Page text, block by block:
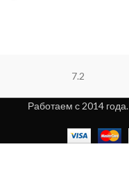
7.2
Работаем с 2014 года.